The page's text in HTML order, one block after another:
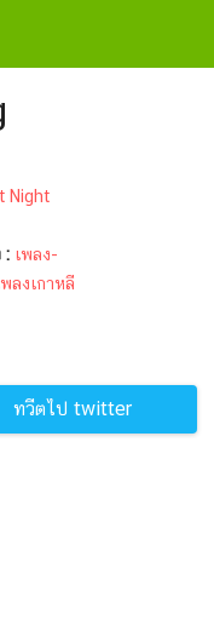
Night
: เพลง-
พลงเกาหลี
ทวีตไป twitter